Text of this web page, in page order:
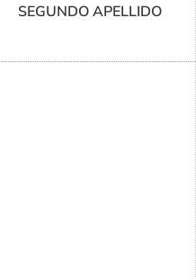
SEGUNDO APELLIDO